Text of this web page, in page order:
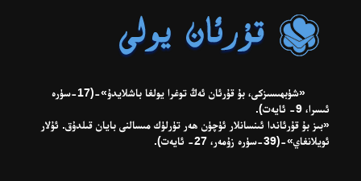
«شۈبھىسىزكى، بۇ قۇرئان ئەڭ توغرا يولغا باشلايدۇ»-(17-سۈرە
ئىسرا، 9- ئايەت).
«بىز بۇ قۇرئاندا ئىنسانلار ئۈچۈن ھەر تۈرلۈك مىسالنى بايان قىلدۇق. ئۇلار
ئويلانغاي»-(39-سۈرە زۇمەر، 27- ئايەت).